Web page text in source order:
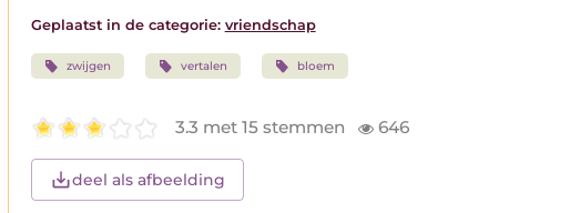
Geplaatst in de categorie: vriendschap
zwijgen vertalen bloem
3.3 met 15 stemmen 646
deel als afbeelding